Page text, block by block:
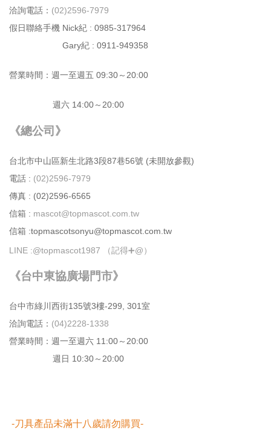
洽詢電話： (02)2596-7979
假日聯絡手機 Nick紀 : 0985-317964
Gary紀 : 0911-949358
營業時間：週⼀⾄週五 09:30～20:00
週六 14:00～20:00
《總公司》
台北市中⼭區新⽣北路3段87巷56號 (未開放參觀)
電話 : (02)2596-7979
傳真 : (02)2596-6565
信箱 : mascot@topmascot.com.tw
信箱 :topmascotsonyu@topmascot.com.tw
LINE :@topmascot1987 （記得➕@）
《台中東協廣場門市》
台中市綠川⻄街135號3樓-299, 301室
洽詢電話： (04)2228-1338
營業時間：週⼀⾄週六 11:00～20:00
週日 10:30～20:00
-刀具產品未滿十八歲請勿購買-